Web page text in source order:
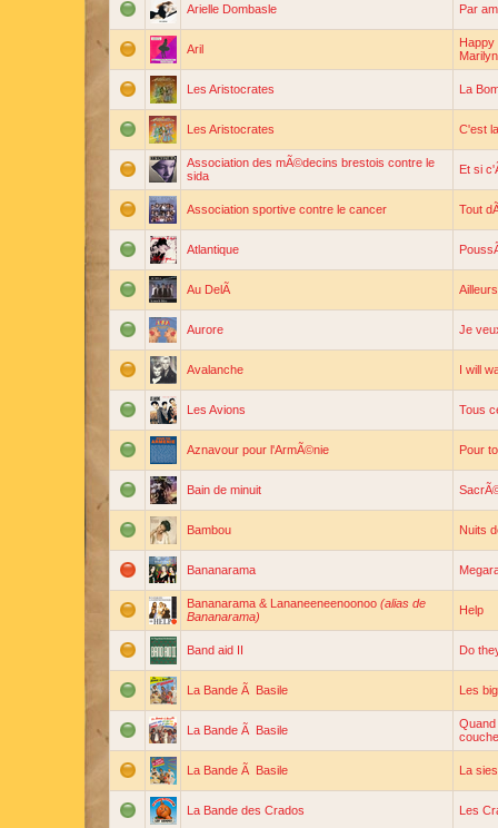
Arielle Dombasle Par
Aril
Happy
Les Aristocrates La
Les Aristocrates C'est
Association des mÃ©decins brestois contre le
sida
Et si
Association sportive contre le cancer Tout
Atlantique
Au DelÃ Ailleurs
Aurore Je
Avalanche I will
Les Avions Tous
Aznavour pour l'ArmÃ©nie Pour
Bain de minuit
Bambou Nuits
Bananarama
Bananarama & Lananeeneenoonoo (alias de
Bananarama)
Help
Band aid II Do
La Bande Ã Basile Les
La Bande Ã Basile
Quand
La Bande Ã Basile La
La Bande des Crados Les